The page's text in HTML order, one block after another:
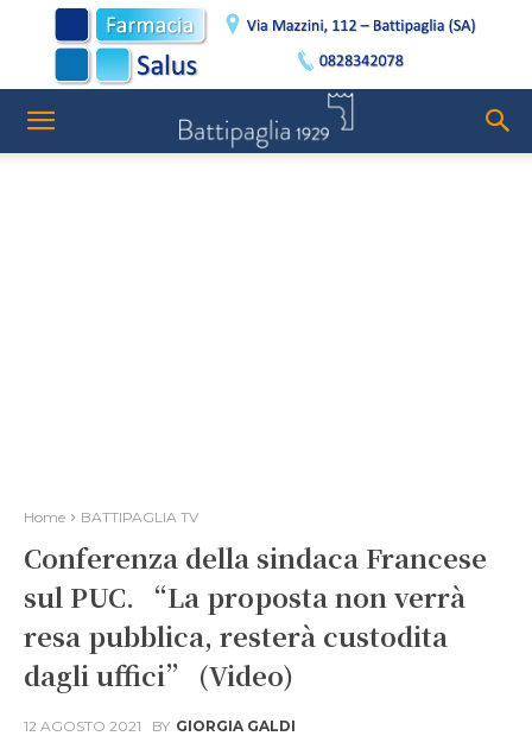
Home BATTIPAGLIA TV
Conferenza della sindaca Francese
sul PUC. “La proposta non verrà
resa pubblica, resterà custodita
dagli uffici” (Video)
12 AGOSTO 2021 BY GIORGIA GALDI